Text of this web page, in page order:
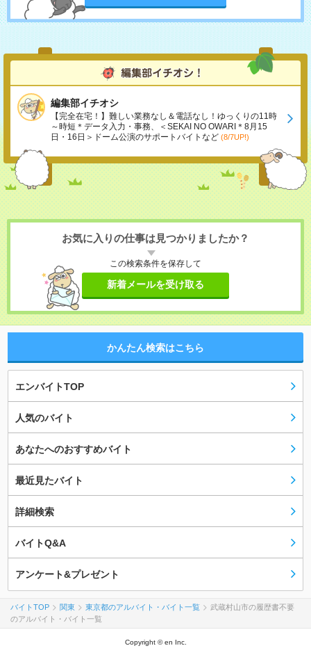
編集部イチオシ
【完全在宅！】難しい業務なし＆電話なし！ゆっくりの11時
～時短＊データ入力・事務、＜SEKAI NO OWARI＊8月15
日・16日＞ドーム公演のサポートバイトなど (8/7UP!)
お気に入りの仕事は見つかりましたか？
この検索条件を保存して
新着メールを受け取る
かんたん検索はこちら
エンバイトTOP
人気のバイト
あなたへのおすすめバイト
最近見たバイト
詳細検索
バイトQ&A
アンケート&プレゼント
バイトTOP 関東 東京都のアルバイト・バイト一覧
武蔵村山市の履歴書不要
のアルバイト・バイト一覧
Copyright © en Inc.